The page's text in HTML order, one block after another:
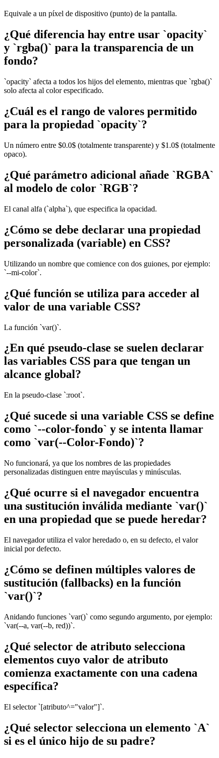
Equivale a un píxel de dispositivo (punto) de la pantalla.
¿Qué diferencia hay entre usar `opacity`
y `rgba()` para la transparencia de un
fondo?
`opacity` afecta a todos los hijos del elemento, mientras que `rgba()`
solo afecta al color especificado.
¿Cuál es el rango de valores permitido
para la propiedad `opacity`?
Un número entre $0.0$ (totalmente transparente) y $1.0$ (totalmente
opaco).
¿Qué parámetro adicional añade `RGBA`
al modelo de color `RGB`?
El canal alfa (`alpha`), que especifica la opacidad.
¿Cómo se debe declarar una propiedad
personalizada (variable) en CSS?
Utilizando un nombre que comience con dos guiones, por ejemplo:
`--mi-color`.
¿Qué función se utiliza para acceder al
valor de una variable CSS?
La función `var()`.
¿En qué pseudo-clase se suelen declarar
las variables CSS para que tengan un
alcance global?
En la pseudo-clase `:root`.
¿Qué sucede si una variable CSS se define
como `--color-fondo` y se intenta llamar
como `var(--Color-Fondo)`?
No funcionará, ya que los nombres de las propiedades
personalizadas distinguen entre mayúsculas y minúsculas.
¿Qué ocurre si el navegador encuentra
una sustitución inválida mediante `var()`
en una propiedad que se puede heredar?
El navegador utiliza el valor heredado o, en su defecto, el valor
inicial por defecto.
¿Cómo se definen múltiples valores de
sustitución (fallbacks) en la función
`var()`?
Anidando funciones `var()` como segundo argumento, por ejemplo:
`var(--a, var(--b, red))`.
¿Qué selector de atributo selecciona
elementos cuyo valor de atributo
comienza exactamente con una cadena
específica?
El selector `[atributo^="valor"]`.
¿Qué selector selecciona un elemento `A`
si es el único hijo de su padre?